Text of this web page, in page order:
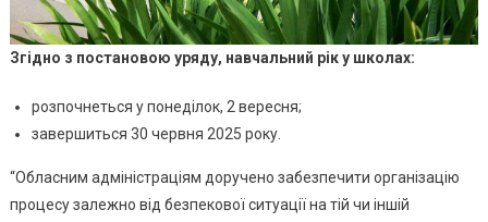
Згідно з постановою уряду, навчальний рік у школах:
розпочнеться у понеділок, 2 вересня;
завершиться 30 червня 2025 року.
“Обласним адміністраціям доручено забезпечити організацію
процесу залежно від безпекової ситуації на тій чи іншій